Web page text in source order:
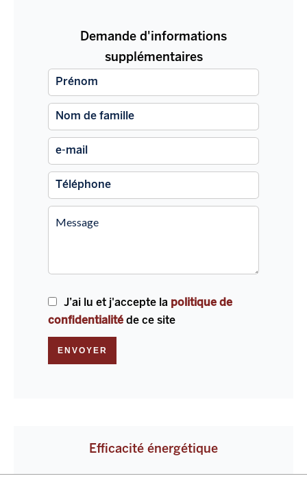
Demande d'informations
supplémentaires
J’ai lu et j'accepte la politique de
confidentialité de ce site
ENVOYER
Efficacité énergétique